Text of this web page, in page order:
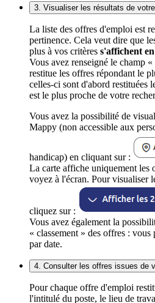
3. Visualiser les résultats de
La liste des offres d'emploi est
pertinence. Cela veut dire que
plus à vos critères s'affichent
Vous avez renseigné le champ
restitue les offres répondant le
celles-ci sont d'abord restituées
est le plus proche de votre
Vous avez la possibilité de
Mappy (non accessible aux
handicap) en cliquant sur :
La carte affiche uniquement les
voyez à l'écran. Pour visualiser
cliquez sur :
Vous avez également la
« classement » des offres :
par date.
4. Consulter les offres issues de
Pour chaque offre d'emploi
l'intitulé du poste, le lieu de